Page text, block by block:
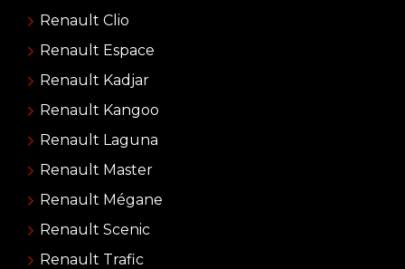
Renault Clio
Renault Espace
Renault Kadjar
Renault Kangoo
Renault Laguna
Renault Master
Renault Mégane
Renault Scenic
Renault Trafic